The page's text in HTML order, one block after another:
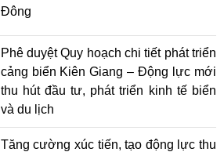
Đông
Phê duyệt Quy hoạch chi tiết phát triển
cảng biển Kiên Giang – Động lực mới
thu hút đầu tư, phát triển kinh tế biển
và du lịch
Tăng cường xúc tiến, tạo động lực thu